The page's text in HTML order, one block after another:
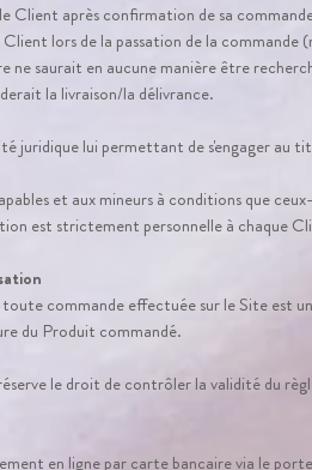
Client après confirmation de sa
lors de la passation de la
ne saurait en aucune manière être
la livraison/la délivrance.
juridique lui permettant de s'engager au
et aux mineurs à conditions que
est strictement personnelle à chaque
commande effectuée sur le Site est
du Produit commandé.
le droit de contrôler la validité du
en ligne par carte bancaire via le